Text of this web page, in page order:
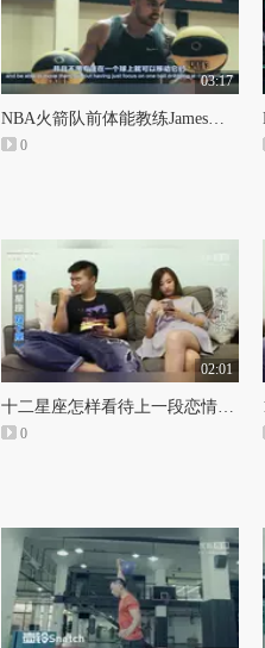
03:17
NBA火箭队前体能教练James独家运球训练方法大揭密！
0
02:01
十二星座怎样看待上一段恋情的？
0